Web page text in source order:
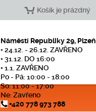
Košík je prázdný
Náměstí Republiky 29, Plzeň
• 24.12. - 26.12. ZAVŘENO
• 31.12. DO 16:00
• 1.1. ZAVŘENO
Po - Pá: 10:00 - 18:00
So: 11:00 - 17:00
Ne: Zavřeno
+420 778 973 788